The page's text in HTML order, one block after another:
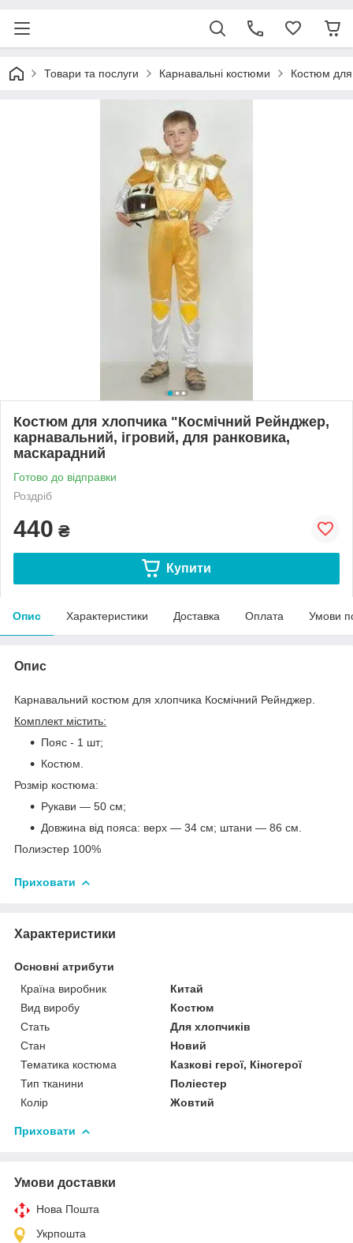
Товари та послуги Карнавальні костюми Костюм для
Костюм для хлопчика "Космічний Рейнджер,
карнавальний, ігровий, для ранковика,
маскарадний
Готово до відправки
Роздріб
440 ₴
Купити
Опис Характеристики Доставка Оплата Умови
Опис
Карнавальний костюм для хлопчика Космічний Рейнджер.
Комплект містить:
Пояс - 1 шт;
Костюм.
Розмір костюма:
Рукави — 50 см;
Довжина від пояса: верх — 34 см; штани — 86 см.
Полиэстер 100%
Приховати
Характеристики
Основні атрибути
Країна виробник
Китай
Вид виробу
Костюм
Стать
Для хлопчиків
Стан
Новий
Тематика костюма
Казкові герої, Кіногерої
Тип тканини
Поліестер
Колір
Жовтий
Приховати
Умови доставки
Нова Пошта
Укрпошта